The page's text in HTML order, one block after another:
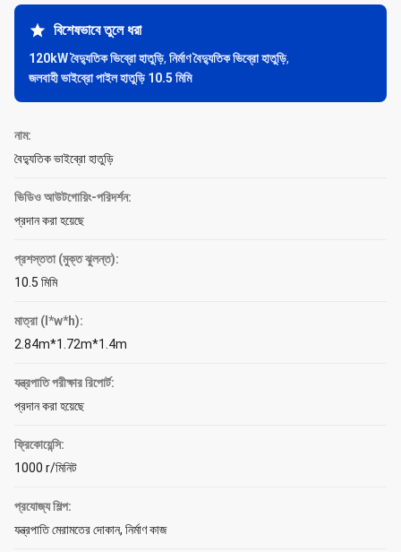
বিশেষভাবে তুলে ধরা
120kW বৈদ্যুতিক ভিব্রো হাতুড়ি, নির্মাণ বৈদ্যুতিক ভিব্রো হাতুড়ি,
জলবাহী ভাইব্রো পাইল হাতুড়ি 10.5 মিমি
নাম:
বৈদ্যুতিক ভাইব্রো হাতুড়ি
ভিডিও আউটগোয়িং-পরিদর্শন:
প্রদান করা হয়েছে
প্রশস্ততা (মুক্ত ঝুলন্ত):
10.5 মিমি
মাত্রা (l*w*h):
2.84m*1.72m*1.4m
যন্ত্রপাতি পরীক্ষার রিপোর্ট:
প্রদান করা হয়েছে
ফ্রিকোয়েন্সি:
1000 r/মিনিট
প্রযোজ্য শিল্প:
যন্ত্রপাতি মেরামতের দোকান, নির্মাণ কাজ